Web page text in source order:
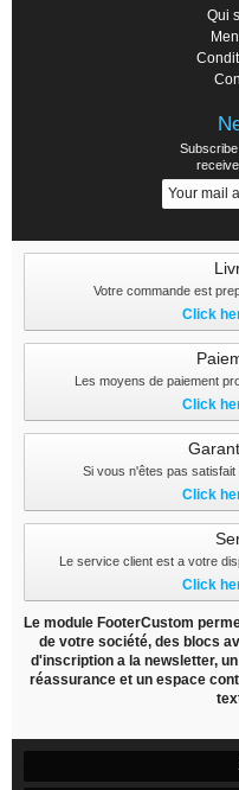
Qui
Votre commande est
Click
Les moyens de paiement
Click
Si vous n'êtes pas
Click
Le service client est a votre
Click
Le module FooterCustom
de votre société, des blocs
d'inscription a la newsletter,
réassurance et un espace